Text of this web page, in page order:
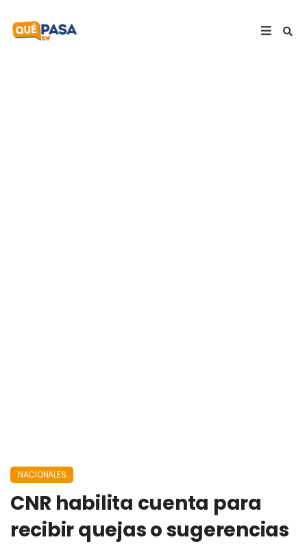
NACIONALES
CNR habilita cuenta para
recibir quejas o sugerencias